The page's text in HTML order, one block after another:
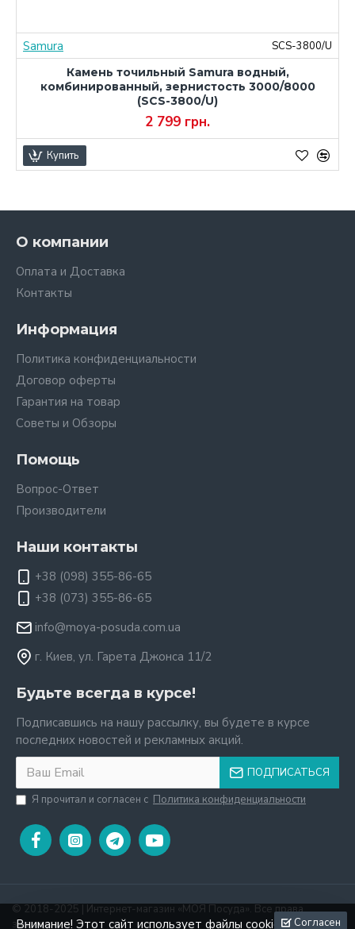
Samura
SCS-3800/U
Камень точильный Samura водный,
комбинированный, зернистость 3000/8000
(SCS-3800/U)
2 799 грн.
Купить
О компании
Оплата и Доставка
Контакты
Информация
Политика конфиденциальности
Договор оферты
Гарантия на товар
Советы и Обзоры
Помощь
Вопрос-Ответ
Производители
Наши контакты
+38 (098) 355-86-65
+38 (073) 355-86-65
info@moya-posuda.com.ua
г. Киев, ул. Гарета Джонса 11/2
Будьте всегда в курсе!
Подписавшись на нашу рассылку, вы будете в курсе
последних новостей и рекламных акций.
ПОДПИСАТЬСЯ
Я прочитал и согласен с Политика конфиденциальности
© 2018-2025 | Интернет-магазин «МОЯ Посуда». Все права
защищены.
Согласен
Внимание! Этот сайт использует файлы cookie для